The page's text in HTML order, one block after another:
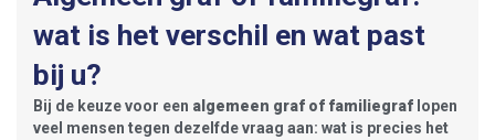
wat is het verschil en wat past
bij u?
Bij de keuze voor een algemeen graf of familiegraf lopen
veel mensen tegen dezelfde vraag aan: wat is precies het